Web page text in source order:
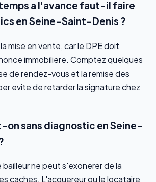
a l'avance faut-il faire
en Seine-Saint-Denis ?
mise en vente, car le DPE doit
immobiliere. Comptez quelques
de rendez-vous et la remise des
evite de retarder la signature chez
sans diagnostic en Seine-
bailleur ne peut s'exonerer de la
caches. L'acquereur ou le locataire